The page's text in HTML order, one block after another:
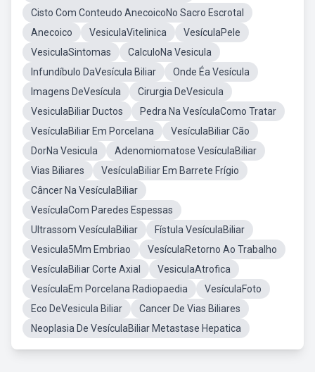
Cisto Com Conteudo AnecoicoNo Sacro Escrotal
Anecoico
VesiculaVitelinica
VesículaPele
VesiculaSintomas
CalculoNa Vesicula
Infundíbulo DaVesícula Biliar
Onde Éa Vesícula
Imagens DeVesícula
Cirurgia DeVesicula
VesiculaBiliar Ductos
Pedra Na VesículaComo Tratar
VesículaBiliar Em Porcelana
VesículaBiliar Cão
DorNa Vesicula
Adenomiomatose VesículaBiliar
Vias Biliares
VesículaBiliar Em Barrete Frígio
Câncer Na VesículaBiliar
VesículaCom Paredes Espessas
Ultrassom VesículaBiliar
Fístula VesículaBiliar
Vesicula5Mm Embriao
VesículaRetorno Ao Trabalho
VesículaBiliar Corte Axial
VesiculaAtrofica
VesículaEm Porcelana Radiopaedia
VesículaFoto
Eco DeVesicula Biliar
Cancer De Vias Biliares
Neoplasia De VesículaBiliar Metastase Hepatica